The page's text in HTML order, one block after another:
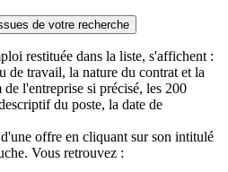
de votre recherche
restituée dans la liste, s'affichent :
de travail, la nature du contrat et la
l'entreprise si précisé, les 200
du poste, la date de
offre en cliquant sur son intitulé
Vous retrouvez :